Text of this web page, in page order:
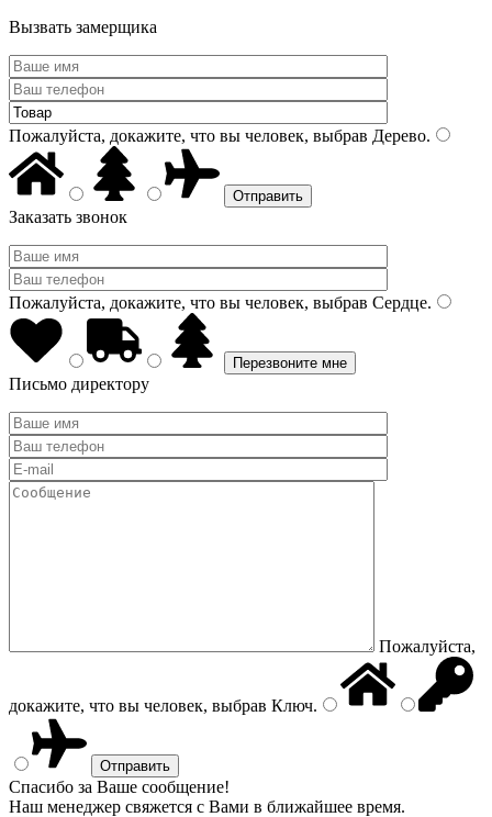
Вызвать замерщика
Пожалуйста, докажите, что вы человек, выбрав Дерево.
Заказать звонок
Пожалуйста, докажите, что вы человек, выбрав Сердце.
Письмо директору
Пожалуйста,
докажите, что вы человек, выбрав Ключ.
Спасибо за Ваше сообщение!
Наш менеджер свяжется с Вами в ближайшее время.